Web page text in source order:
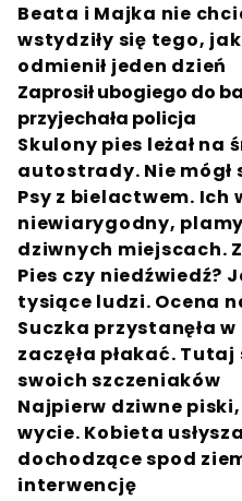
Beata i Majka nie
wstydziły się tego,
odmienił jeden dzień
Zaprosił ubogiego do
przyjechała policja
Skulony pies leżał na
autostrady. Nie mógł
Psy z bielactwem. Ich
niewiarygodny,
dziwnych miejscach.
Pies czy niedźwiedź?
tysiące ludzi. Ocena
Suczka przystanęła
zaczęła płakać.
swoich szczeniaków
Najpierw dziwne
wycie. Kobieta
dochodzące spod
interwencję